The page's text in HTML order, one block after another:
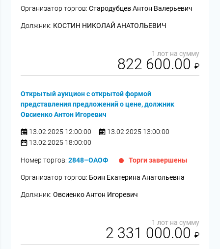
Организатор торгов:Стародубцев Антон Валерьевич
Должник: КОСТИН НИКОЛАЙ АНАТОЛЬЕВИЧ
1 лот на сумму
822 600.00 ₽
Открытый аукцион с открытой формой
представления предложений о цене, должник
Овсиенко Антон Игоревич
13.02.2025 12:00:00
13.02.2025 13:00:00
13.02.2025 18:00:00
Номер торгов:2848–ОАОФ Торги завершены
Организатор торгов: Боин Екатерина Анатольевна
Должник:Овсиенко Антон Игоревич
1 лот на сумму
2 331 000.00 ₽